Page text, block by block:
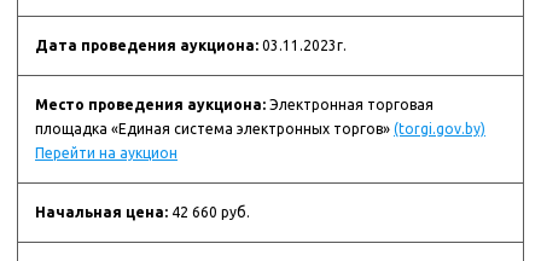
Дата проведения аукциона: 03.11.2023г.
Место проведения аукциона: Электронная торговая
площадка «Единая система электронных торгов» (torgi.gov.by)
Перейти на аукцион
Начальная цена: 42 660 руб.